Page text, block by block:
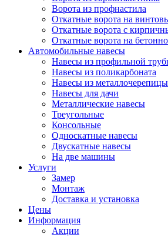
Ворота из профнастила
Откатные ворота на
Откатные ворота с
Откатные ворота на
Автомобильные навесы
Навесы из профильной
Навесы из поликарбоната
Навесы из металлочерепицы
Навесы для дачи
Металлические навесы
Треугольные
Консольные
Односкатные навесы
Двускатные навесы
На две машины
Услуги
Замер
Монтаж
Доставка и установка
Цены
Информация
Акции